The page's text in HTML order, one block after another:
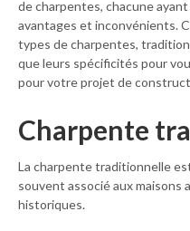
de charpentes, chacune
avantages et inconvénients.
types de charpentes,
que leurs spécificités pour
pour votre projet de
Charpente
La charpente traditionnelle
souvent associé aux maisons
historiques.